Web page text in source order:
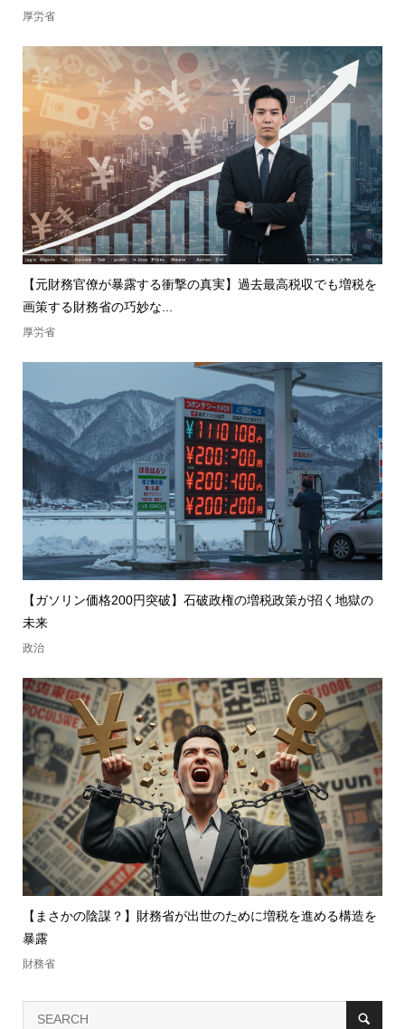
厚労省
【元財務官僚が暴露する衝撃の真実】過去最高税収でも増税を
画策する財務省の巧妙な...
厚労省
【ガソリン価格200円突破】石破政権の増税政策が招く地獄の
未来
政治
【まさかの陰謀？】財務省が出世のために増税を進める構造を
暴露
財務省